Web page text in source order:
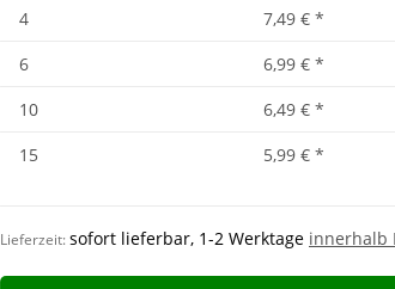
4
7,49 € *
6
6,99 € *
10
6,49 € *
15
5,99 € *
Lieferzeit:sofort lieferbar, 1-2 Werktage innerhalb